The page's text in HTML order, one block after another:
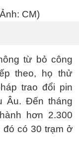
từ bỏ công
theo, họ thử
trao đổi pin
Âu. Đến tháng
hơn 2.300
đó có 30 trạm ở